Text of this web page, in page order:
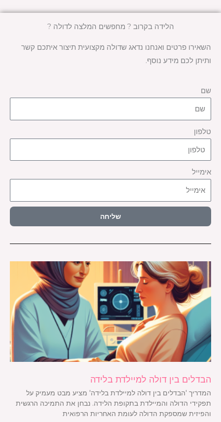
הלידה בקרוב ? מחפשים המלצה לדולה ?
השאירו פרטים ואנחנו נדאג שדולה מקצועית תיצור איתכם קשר
ותיתן לכם מידע נוסף.
שם
טלפון
אימייל
שליחה
הבדלים בין דולה למיילדת בלידה
המדריך 'הבדלים בין דולה למיילדת בלידה' מציע מבט מעמיק על
תפקידי הדולה והמיילדת בתקופת הלידה. נבחן את התמיכה הרגשית
והפיזית שמספקת הדולה לעומת האחריות הרפואית